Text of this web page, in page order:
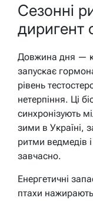
Сезонні
диригент
Довжина дня —
запускає
рівень
нетерпіння. Ці
синхронізують
зими в Україні,
ритми ведмедів
завчасно.
Енергетичні
птахи